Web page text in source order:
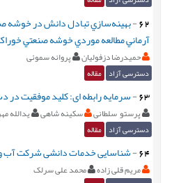
62
-بهينه‌سازي تبادل دانش در خوشه
آرماني مطالعه موردي خوشه صنعتي
حمیدرضا دزفولیان پروانه سموئی
دسترسی آزاد مقاله
63
-سرمایه رابطه ای: کلید موفقیت در
پرستو سلطانی سکینه شاهی یدالله
دسترسی آزاد مقاله
64
-شناسایی خدمات دانشی شرکت آب و
مریم قلی زاده محمد علی سرلک